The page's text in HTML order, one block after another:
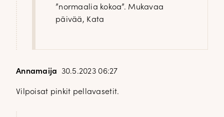
”normaalia kokoa”. Mukavaa
päivää, Kata
Annamaija 30.5.2023 06:27
Vilpoisat pinkit pellavasetit.